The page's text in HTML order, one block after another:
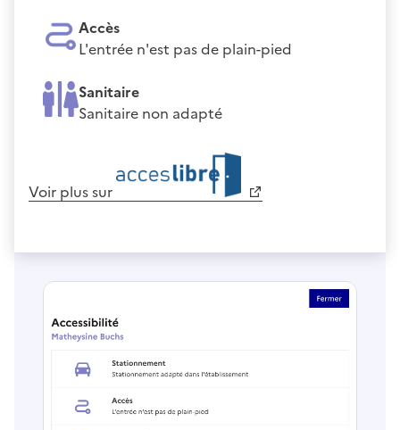
Accès
L'entrée n'est pas de plain-pied
Sanitaire
Sanitaire non adapté
Voir plus sur